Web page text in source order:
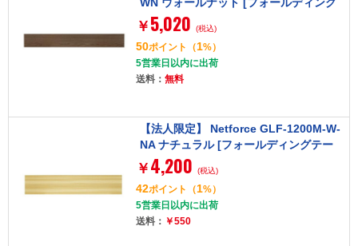
WN ウォールナット [フォールディング
テーブル用幕板 (幅1800mm用)]
￥ 5,020 (税込)
50ポイント （1%）
5営業日以内に出荷
送料： 無料
【法人限定】 Netforce GLF-1200M-W-
NA ナチュラル [フォールディングテー
ブル用幕板 (幅1200mm用)]
￥ 4,200 (税込)
42ポイント （1%）
5営業日以内に出荷
送料： ￥550